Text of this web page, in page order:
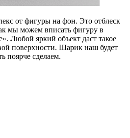
от фигуры на фон. Это отблеск
мы можем вписать фигуру в
Любой яркий объект даст такое
поверхности. Шарик наш будет
поярче сделаем.